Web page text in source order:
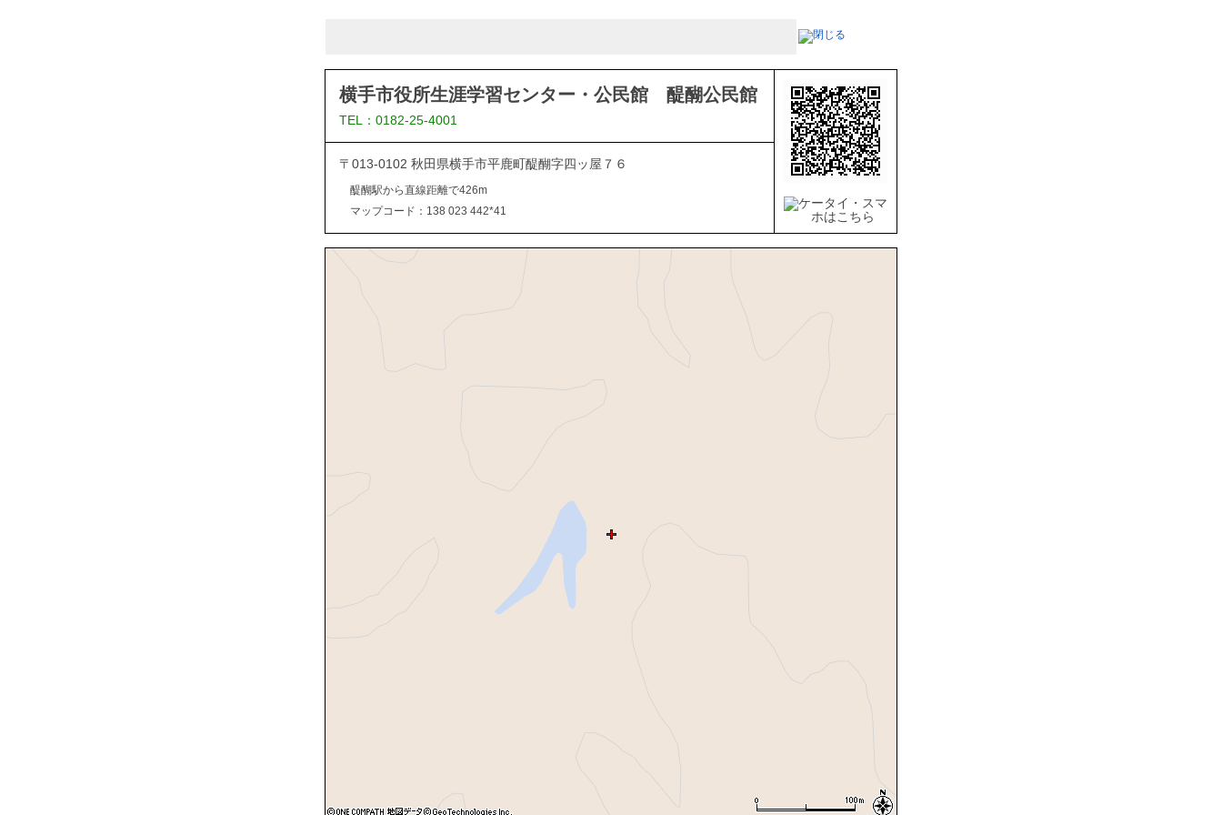
横手市役所生涯学習センター・公民館 醍醐公民館
TEL：0182-25-4001
〒013-0102 秋田県横手市平鹿町醍醐字四ッ屋７６
醍醐駅から直線距離で426m
マップコード：138 023 442*41